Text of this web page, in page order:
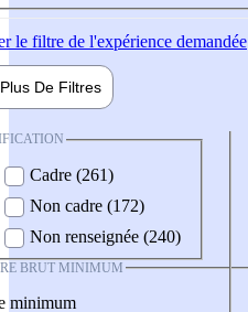
le filtre de l'expérience demandée
Plus De Filtres
Cadre (261)
Non cadre (172)
Non renseignée (240)
BRUT MINIMUM
minimum